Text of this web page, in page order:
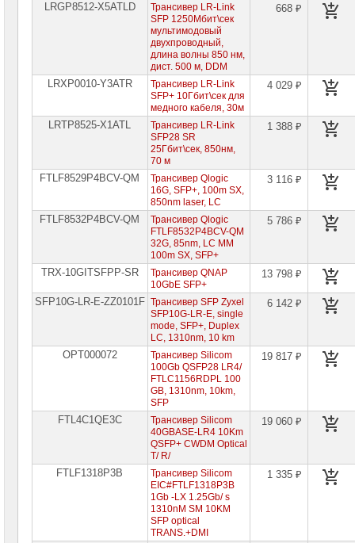
LRGP8512-X5ATLD
Трансивер LR-Link
SFP 1250Мбит\сек
мультимодовый
двухпроводный,
длина волны 850 нм,
дист. 500 м, DDM
668 ₽
LRXP0010-Y3ATR
Трансивер LR-Link
SFP+ 10Гбит\сек для
медного кабеля, 30м
4 029 ₽
LRTP8525-X1ATL
Трансивер LR-Link
SFP28 SR
25Гбит\сек, 850нм,
70 м
1 388 ₽
FTLF8529P4BCV-QM
Трансивер Qlogic
16G, SFP+, 100m SX,
850nm laser, LC
3 116 ₽
FTLF8532P4BCV-QM
Трансивер Qlogic
FTLF8532P4BCV-QM
32G, 85nm, LC MM
100m SX, SFP+
5 786 ₽
TRX-10GITSFPP-SR
Трансивер QNAP
10GbE SFP+
13 798 ₽
SFP10G-LR-E-ZZ0101F Трансивер SFP Zyxel
SFP10G-LR-E, single
mode, SFP+, Duplex
LC, 1310nm, 10 km
6 142 ₽
OPT000072
Трансивер Silicom
100Gb QSFP28 LR4/
FTLC1156RDPL 100
GB, 1310nm, 10km,
SFP
19 817 ₽
FTL4C1QE3C
Трансивер Silicom
40GBASE-LR4 10Km
QSFP+ CWDM Optical
T/ R/
19 060 ₽
FTLF1318P3B
Трансивер Silicom
EIC#FTLF1318P3B
1Gb -LX 1.25Gb/ s
1310nM SM 10KM
SFP optical
TRANS.+DMI
1 335 ₽